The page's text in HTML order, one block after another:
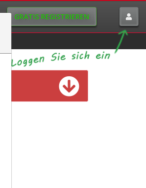
GRATIS REGISTRIEREN